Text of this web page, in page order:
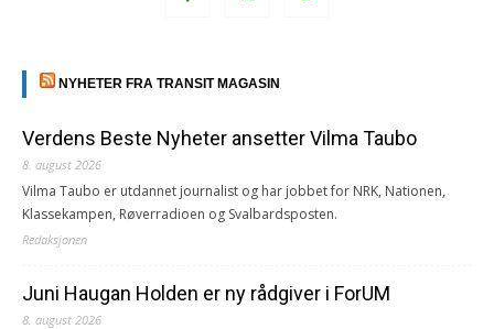
NYHETER FRA TRANSIT MAGASIN
Verdens Beste Nyheter ansetter Vilma Taubo
8. august 2026
Vilma Taubo er utdannet journalist og har jobbet for NRK, Nationen,
Klassekampen, Røverradioen og Svalbardsposten.
Redaksjonen
Juni Haugan Holden er ny rådgiver i ForUM
8. august 2026